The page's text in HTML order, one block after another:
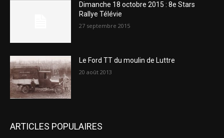
Dimanche 18 octobre 2015 : 8e Stars
Rallye Télévie
27 septembre 2015
Le Ford TT du moulin de Luttre
20 août 2013
ARTICLES POPULAIRES